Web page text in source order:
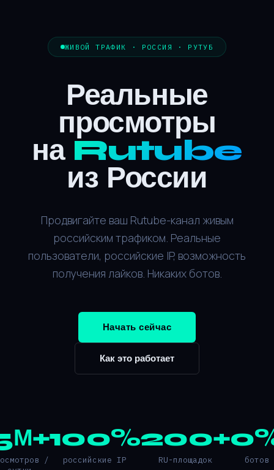
ЖИВОЙ ТРАФИК · РОССИЯ · РУТУБ
Реальные
просмотры
на Rutube
из России
Продвигайте ваш Rutube-канал живым
российским трафиком. Реальные
пользователи, российские IP, возможность
получения лайков. Никаких ботов.
Начать сейчас
Как это работает
/
100%
российские IP
200+
RU-площадок ботов